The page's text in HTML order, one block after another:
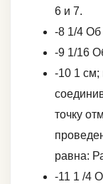
6 и 7.
-8 1/4 Об
-9 1/16
-10 1 см;
точку
равна:
-11 1 /4